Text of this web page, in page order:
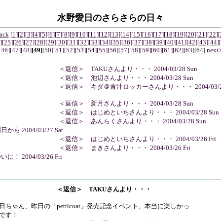
水野愛日のさらさらの日々
[1][2][3][4][5][6][7][8][9][10][11][12][13][14][15][16][17][18][19][20][21][22][
][25][26][27][28][29][30][31][32][33][34][35][36][37][38][39][40][41][42][43][44][
[46][47][48][49][50][51][52][53][54][55][56][57][58][59][60][61][62][63][64] next
返信＞ TAKUさんより・・・ 2004/03/28 Sun
返信＞ 池辺さんより・・・ 2004/03/28 Sun
返信＞ キダ＠青汁ロッカーさんより・・・ 2004/03/
返信＞ 新月さんより・・・ 2004/03/28 Sun
返信＞ はじめといちさんより・・・ 2004/03/28 Sun
返信＞ あんらくさんより・・・ 2004/03/28 Sun
から 2004/03/27 Sat
返信＞ はじめといちさんより・・・ 2004/03/26 Fri
返信＞ まきさんより・・・ 2004/03/26 Fri
に！ 2004/03/26 Fri
返信＞ TAKUさんより・・・
ちゃん、昨日の「petticoat」発売記念イベント、本当に楽しかっ
す！